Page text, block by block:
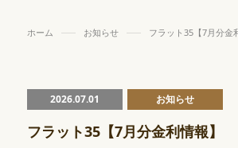
ホーム お知らせ フラット35【7月分金
2026.07.01 お知らせ
フラット35【7月分金利情報】